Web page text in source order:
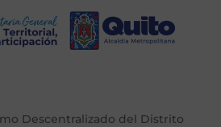
Descentralizado del Distrito